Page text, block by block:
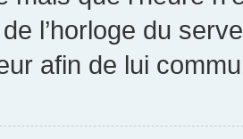
de l’horloge du
afin de lui